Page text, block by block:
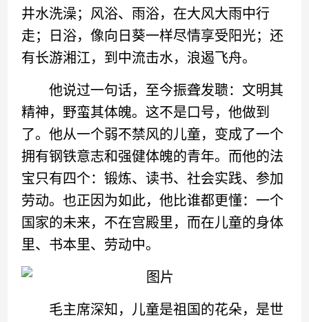
井水洗澡；风浴、雨浴，在大风大雨中行
走；日浴，像向日葵一样尽情享受阳光；还
有长游湘江，到中流击水，浪遏飞舟。
他说过一句话，至今振聋发聩：文明其
精神，野蛮其体魄。这不是口号，他做到
了。他从一个弱不禁风的儿童，变成了一个
拥有钢铁意志和强健体魄的青年。而他的法
宝只有四个：锻炼、读书、社会实践、参加
劳动。也正因为如此，他比谁都更懂：一个
国家的未来，不在宫殿里，而在儿童的身体
里、书本里、劳动中。
毛主席深知，儿童是祖国的花朵，是世